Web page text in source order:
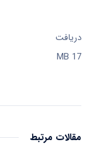
دریافت
17 MB
مقالات مرتبط